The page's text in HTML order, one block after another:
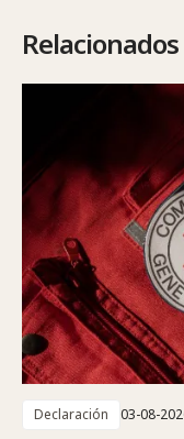
Relacionados
Declaración 03-08-